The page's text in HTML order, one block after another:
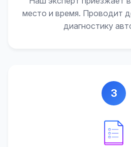
место и время. Проводит
диагностику
3